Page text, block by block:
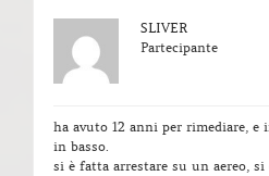
SLIVER
Partecipante
ha avuto 12 anni per rimediare, e
in basso.
si è fatta arrestare su un aereo,